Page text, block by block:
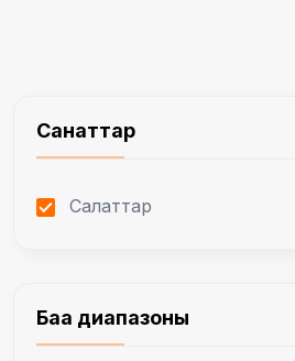
Санаттар
Салаттар
Баға диапазоны